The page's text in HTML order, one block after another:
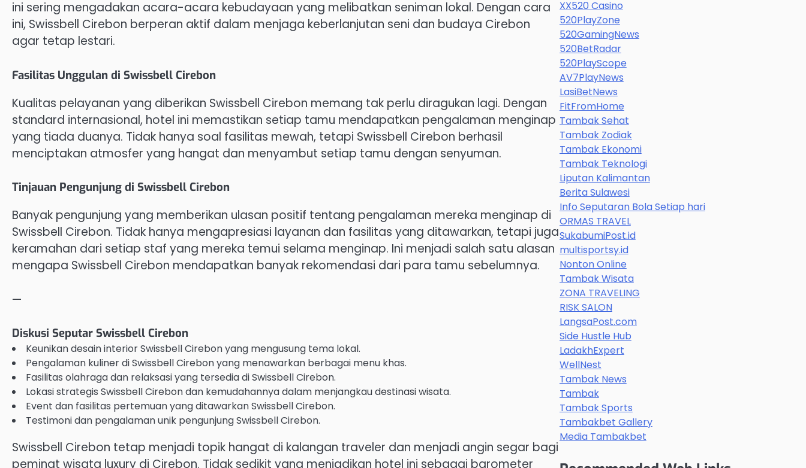
ini sering mengadakan acara-acara kebudayaan yang melibatkan seniman lokal. Dengan cara
ini, Swissbell Cirebon berperan aktif dalam menjaga keberlanjutan seni dan budaya Cirebon
agar tetap lestari.
Fasilitas Unggulan di Swissbell Cirebon
Kualitas pelayanan yang diberikan Swissbell Cirebon memang tak perlu diragukan lagi. Dengan
standard internasional, hotel ini memastikan setiap tamu mendapatkan pengalaman menginap
yang tiada duanya. Tidak hanya soal fasilitas mewah, tetapi Swissbell Cirebon berhasil
menciptakan atmosfer yang hangat dan menyambut setiap tamu dengan senyuman.
Tinjauan Pengunjung di Swissbell Cirebon
Banyak pengunjung yang memberikan ulasan positif tentang pengalaman mereka menginap di
Swissbell Cirebon. Tidak hanya mengapresiasi layanan dan fasilitas yang ditawarkan, tetapi juga
keramahan dari setiap staf yang mereka temui selama menginap. Ini menjadi salah satu alasan
mengapa Swissbell Cirebon mendapatkan banyak rekomendasi dari para tamu sebelumnya.
—
Diskusi Seputar Swissbell Cirebon
Keunikan desain interior Swissbell Cirebon yang mengusung tema lokal.
Pengalaman kuliner di Swissbell Cirebon yang menawarkan berbagai menu khas.
Fasilitas olahraga dan relaksasi yang tersedia di Swissbell Cirebon.
Lokasi strategis Swissbell Cirebon dan kemudahannya dalam menjangkau destinasi wisata.
Event dan fasilitas pertemuan yang ditawarkan Swissbell Cirebon.
Testimoni dan pengalaman unik pengunjung Swissbell Cirebon.
Swissbell Cirebon tetap menjadi topik hangat di kalangan traveler dan menjadi angin segar bagi
peminat wisata luxury di Cirebon. Tidak sedikit yang menjadikan hotel ini sebagai barometer
XX520 Casino
520PlayZone
520GamingNews
520BetRadar
520PlayScope
AV7PlayNews
LasiBetNews
FitFromHome
Tambak Sehat
Tambak Zodiak
Tambak Ekonomi
Tambak Teknologi
Liputan Kalimantan
Berita Sulawesi
Info Seputaran Bola Setiap hari
ORMAS TRAVEL
SukabumiPost.id
multisportsy.id
Nonton Online
Tambak Wisata
ZONA TRAVELING
RISK SALON
LangsaPost.com
Side Hustle Hub
LadakhExpert
WellNest
Tambak News
Tambak
Tambak Sports
Tambakbet Gallery
Media Tambakbet